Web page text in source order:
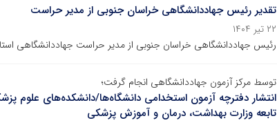
تقدیر رئیس جهاددانشگاهی خراسان جنوبی از مدیر حراست
۲۲ تیر ۱۴۰۴
رئیس جهاددانشگاهی خراسان جنوبی از مدیر حراست جهاددانشگاهی
توسط مرکز آزمون جهاددانشگاهی انجام گرفت؛
انتشار دفترچه آزمون استخدامی دانشگاه‌ها/دانشکده‌های
تابعه وزارت بهداشت، درمان و آموزش پزشکی